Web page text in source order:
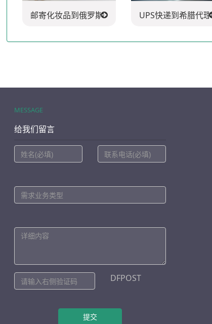
邮寄化妆品到俄罗斯 UPS快递到希腊代理
MESSAGE
给我们留言
DFPOST
提交